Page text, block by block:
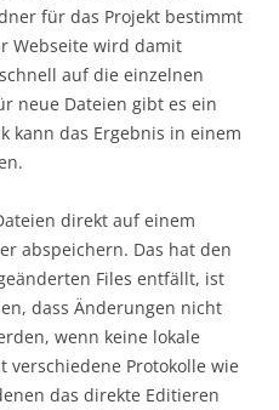
für das Projekt bestimmt
Webseite wird damit
auf die einzelnen
neue Dateien gibt es ein
kann das Ergebnis in einem
direkt auf einem
abspeichern. Das hat den
Files entfällt, ist
dass Änderungen nicht
wenn keine lokale
verschiedene Protokolle wie
das direkte Editieren